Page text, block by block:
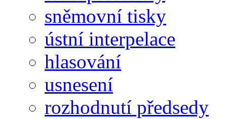
sněmovní tisky
ústní interpelace
hlasování
usnesení
rozhodnutí předsedy